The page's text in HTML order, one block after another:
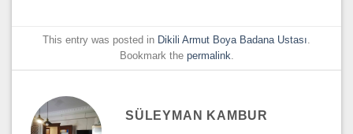
This entry was posted in Dikili Armut Boya Badana Ustası
Bookmark the permalink
SÜLEYMAN KAMBUR